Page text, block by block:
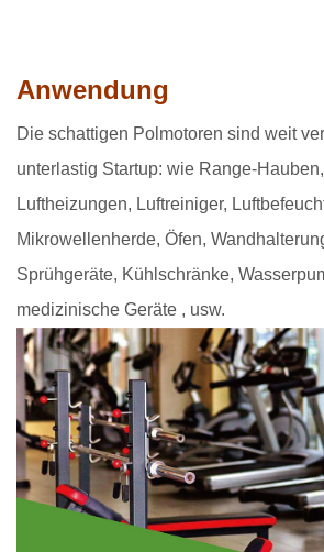
Anwendung
Die schattigen Polmotoren sind weit
unterlastig Startup: wie Range-
Luftheizungen, Luftreiniger,
Mikrowellenherde, Öfen,
Sprühgeräte, Kühlschränke,
medizinische Geräte , usw.